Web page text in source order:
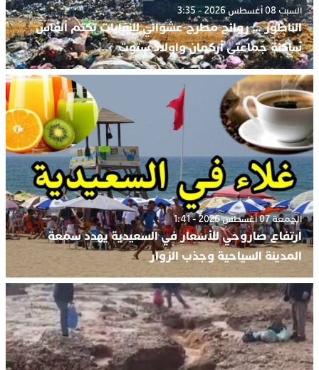
السبت 08 أغسطس 2026 - 3:35
الناظور … روائح مطرح عشوائي للنفايات تكتم أنفاس
ساكنة جماعتي أركمان واولاد ستوت
الجمعة 07 أغسطس 2026 - 1:41
ارتفاع صاروحي للأسعار في السعيدية يهدد سمعة
المدينة السياحية وجذب الزوار